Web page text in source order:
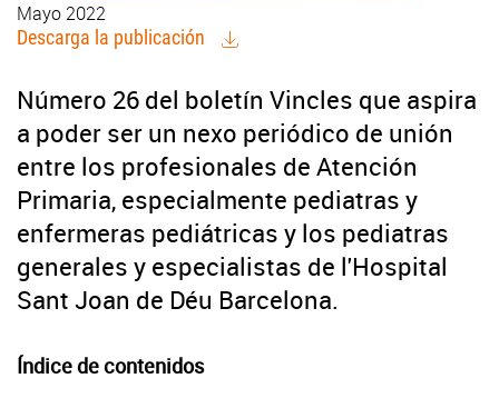
Mayo 2022
Descarga la publicación
Número 26 del boletín Vincles que aspira
a poder ser un nexo periódico de unión
entre los profesionales de Atención
Primaria, especialmente pediatras y
enfermeras pediátricas y los pediatras
generales y especialistas de l'Hospital
Sant Joan de Déu Barcelona.
Índice de contenidos